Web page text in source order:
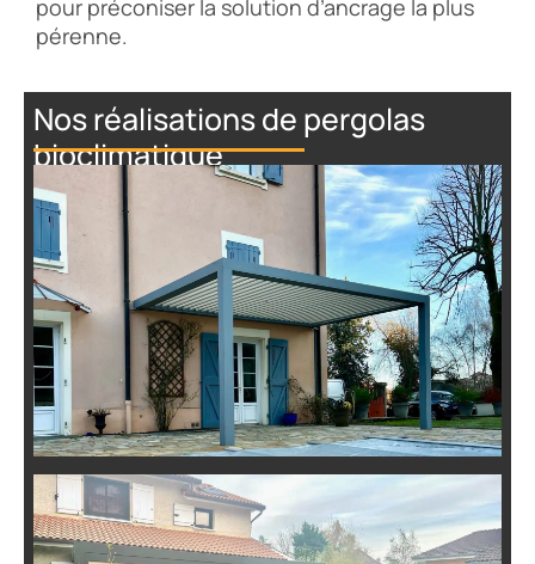
pour préconiser la solution d’ancrage la plus
pérenne.
Nos réalisations de pergolas
bioclimatique
Installation de Pergola
Bioclimatique pour un Gîte à
Yzeron